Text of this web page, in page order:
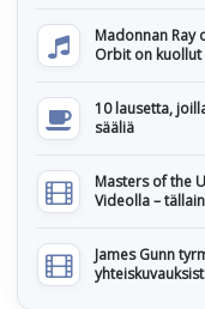
Madonnan Ray
Orbit on
10 lausetta,
sääliä
Masters of the
Videolla –
James Gunn